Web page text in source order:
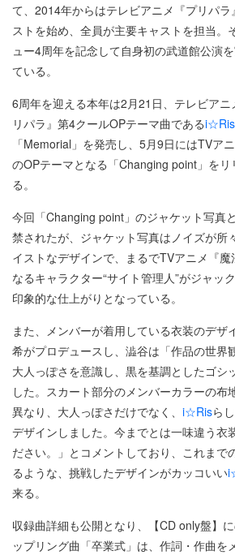
て、2014年からはテレビアニメ『プリパ
ストを始め、全員が主要キャストを担当。
ュー4周年を記念して自身初の武道館公演
ている。
6周年を迎える本年は2月21日、テレビア
リパラ』第4クールOPテーマ曲であるi☆Ris
「Memorial」を発売し、5月9日にはTVア
のOPテーマとなる「Changing point」を
る。
今回「Changing point」のジャケット写真
禁されたが、ジャケット写真はノイズが所
イストなデザインで、まるでTVアニメ『魔
なるキャラクター“サイト管理人”がジャッ
印象的な仕上がりとなっている。
また、メンバーが着用している衣装のデザ
希がプロデュースし、澁谷は「作品の世界
大人っぽさを意識し、黒を基調としたゴシ
した。スカート部分のメンバーカラーの布
異なり、大人っぽさだけでなく、 i☆Risら
デザインしました。今までとは一味違う衣
ださい。」とコメントしており、これまで
るような、挑戦したデザインがカッコいい
来る。
収録曲詳細も公開となり、【CD only盤】
ップリング曲「卒業式」は、作詞・作曲を